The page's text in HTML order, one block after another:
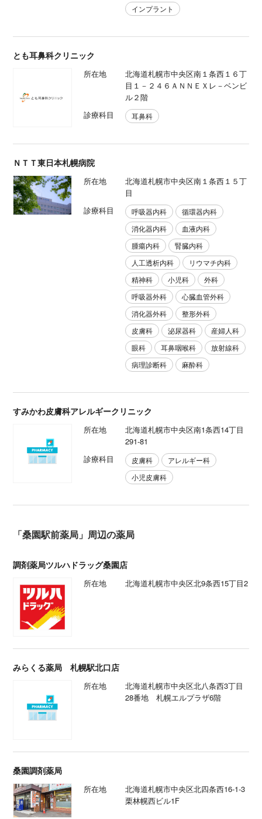
インプラント
とも耳鼻科クリニック
所在地
北海道札幌市中央区南１条西１６丁
目１－２４６ＡＮＮＥＸレ－ベンビ
ル２階
診療科目
耳鼻科
ＮＴＴ東日本札幌病院
所在地
北海道札幌市中央区南１条西１５丁
目
診療科目
呼吸器内科
循環器内科
消化器内科
血液内科
腫瘍内科
腎臓内科
人工透析内科
リウマチ内科
精神科
小児科
外科
呼吸器外科
心臓血管外科
消化器外科
整形外科
皮膚科
泌尿器科
産婦人科
眼科
耳鼻咽喉科
放射線科
病理診断科
麻酔科
すみかわ皮膚科アレルギークリニック
所在地
北海道札幌市中央区南1条西14丁目
291-81
診療科目
皮膚科
アレルギー科
小児皮膚科
「桑園駅前薬局」周辺の薬局
調剤薬局ツルハドラッグ桑園店
所在地 北海道札幌市中央区北9条西15丁目2
みらくる薬局 札幌駅北口店
所在地
北海道札幌市中央区北八条西3丁目
28番地 札幌エルプラザ6階
桑園調剤薬局
所在地
北海道札幌市中央区北四条西16-1-3
栗林幌西ビル1F